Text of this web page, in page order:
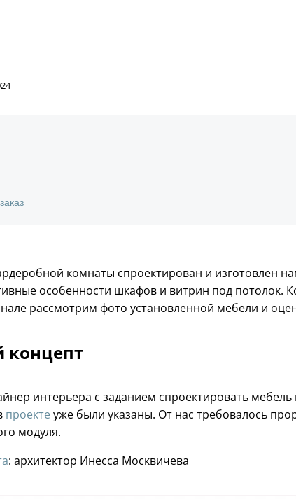
комнаты спроектирован и изготовлен
особенности шкафов и витрин под потолок.
рассмотрим фото установленной мебели и
концепт
интерьера с заданием спроектировать
проектеуже были указаны. От нас требовалось
модуля.
: архитектор Инесса Москвичева